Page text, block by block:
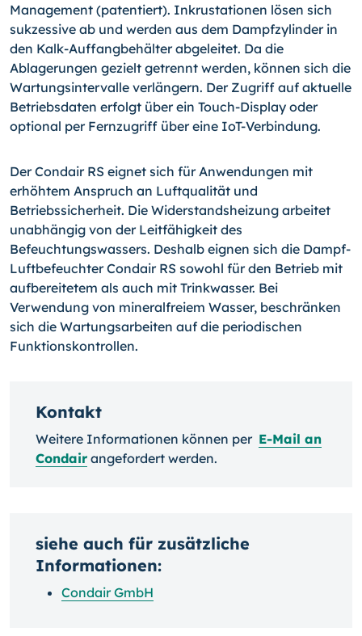
Management (patentiert). Inkrustationen lösen sich
sukzessive ab und werden aus dem Dampfzylinder in
den Kalk-Auffangbehälter abgeleitet. Da die
Ablagerungen gezielt getrennt werden, können sich die
Wartungsintervalle verlängern. Der Zugriff auf aktuelle
Betriebsdaten erfolgt über ein Touch-Display oder
optional per Fernzugriff über eine IoT-Verbindung.
Der Condair RS eignet sich für Anwendungen mit
erhöhtem Anspruch an Luftqualität und
Betriebssicherheit. Die Widerstandsheizung arbeitet
unabhängig von der Leitfähigkeit des
Befeuchtungswassers. Deshalb eignen sich die Dampf-
Luftbefeuchter Condair RS sowohl für den Betrieb mit
aufbereitetem als auch mit Trinkwasser. Bei
Verwendung von mineralfreiem Wasser, beschränken
sich die Wartungsarbeiten auf die periodischen
Funktionskontrollen.
Kontakt
Weitere Informationen können per E-Mail an
Condair angefordert werden.
siehe auch für zusätzliche
Informationen:
Condair GmbH